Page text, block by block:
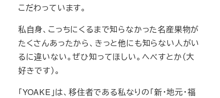
こだわっています。
私自身、こっちにくるまで知らなかった名産果物が
たくさんあったから、きっと他にも知らない人がい
るに違いない。ぜひ知ってほしい。へべすとか（大
好きです）。
「YOAKE」は、移住者である私なりの「新・地元・福